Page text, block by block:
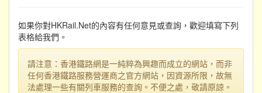
如果你對HKRail.Net的內容有任何意見或查詢，歡迎填寫下列
表格給我們。
請注意：香港鐵路網是一純粹為興趣而成立的網站，而非
任何香港鐵路服務營運商之官方網站，因資源所限，故無
法處理一些有關列車服務的查詢。不便之處，敬請原諒。